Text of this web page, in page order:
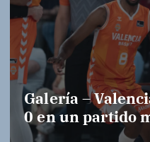
Galería –
0 en un partido